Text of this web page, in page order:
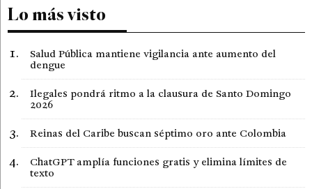
Lo más visto
Salud Pública mantiene vigilancia ante aumento del
dengue
Ilegales pondrá ritmo a la clausura de Santo Domingo
2026
Reinas del Caribe buscan séptimo oro ante Colombia
ChatGPT amplía funciones gratis y elimina límites de
texto